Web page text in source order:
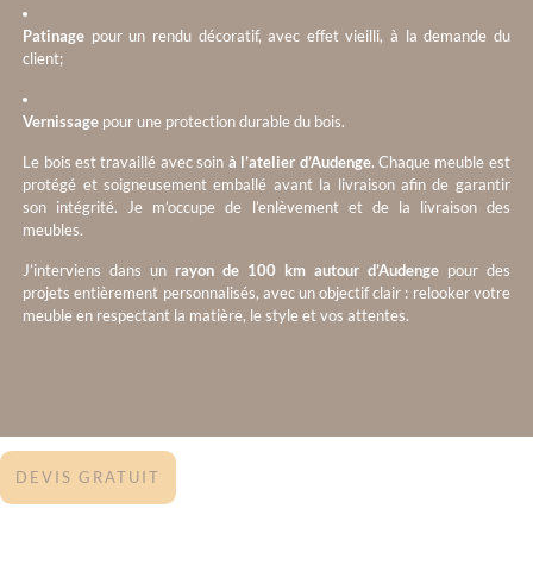
Patinage pour un rendu décoratif, avec effet vieilli, à la demande du
client;
Vernissage pour une protection durable du bois.
Le bois est travaillé avec soin à l’atelier d’Audenge. Chaque meuble est
protégé et soigneusement emballé avant la livraison afin de garantir
son intégrité. Je m’occupe de l’enlèvement et de la livraison des
meubles.
J’interviens dans un rayon de 100 km autour d’Audengepour des
projets entièrement personnalisés, avec un objectif clair : relooker votre
meuble en respectant la matière, le style et vos attentes.
DEVIS GRATUIT